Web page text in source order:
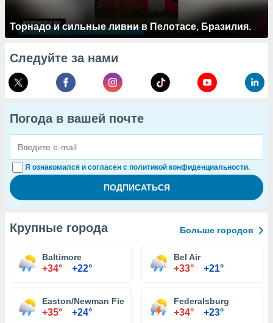
Торнадо и сильные ливни в Пелотасе, Бразилия.
Следуйте за нами
Погода в вашей почте
Я ознакомился и согласен с политикой конфиденциальности.
Крупные города Больше городов
Baltimore
+34° +22°
Bel Air
+33° +21°
Easton/Newman Field Airport
+35° +24°
Federalsburg
+34° +23°